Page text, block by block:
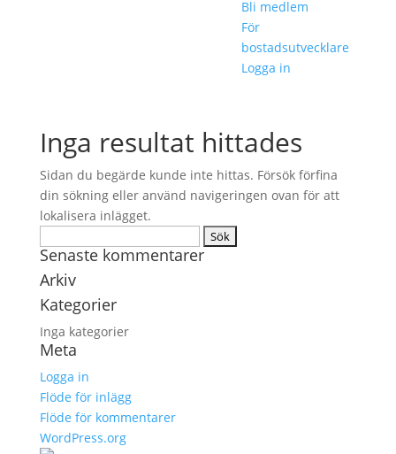
Bli medlem
För
bostadsutvecklare
Logga in
Inga resultat hittades
Sidan du begärde kunde inte hittas. Försök förfina
din sökning eller använd navigeringen ovan för att
lokalisera inlägget.
efter:
Senaste kommentarer
Arkiv
Kategorier
Inga kategorier
Meta
Logga in
Flöde för inlägg
Flöde för kommentarer
WordPress.org